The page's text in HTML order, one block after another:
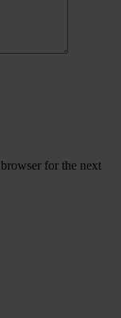
for the next